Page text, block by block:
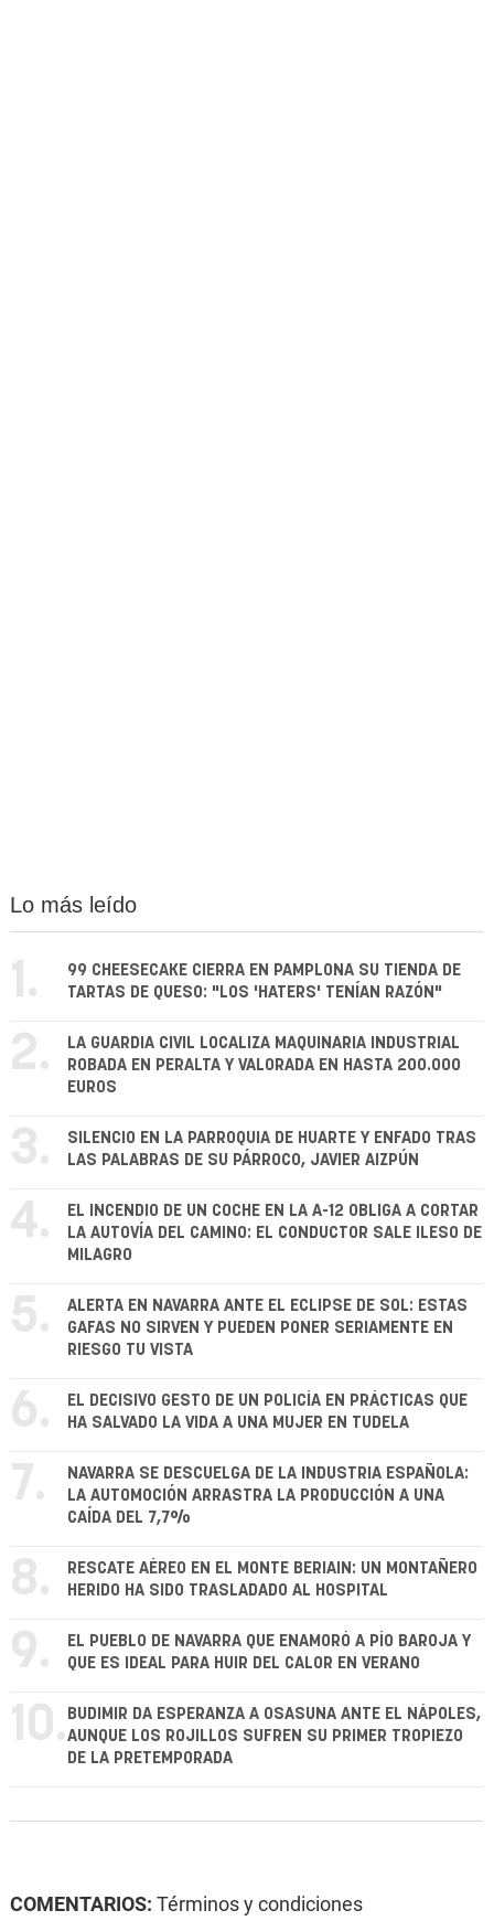
Lo más leído
1.
99 CHEESECAKE CIERRA EN PAMPLONA SU TIENDA DE
TARTAS DE QUESO: "LOS 'HATERS' TENÍAN RAZÓN"
2.
LA GUARDIA CIVIL LOCALIZA MAQUINARIA INDUSTRIAL
ROBADA EN PERALTA Y VALORADA EN HASTA 200.000
EUROS
3.
SILENCIO EN LA PARROQUIA DE HUARTE Y ENFADO TRAS
LAS PALABRAS DE SU PÁRROCO, JAVIER AIZPÚN
4.
EL INCENDIO DE UN COCHE EN LA A-12 OBLIGA A CORTAR
LA AUTOVÍA DEL CAMINO: EL CONDUCTOR SALE ILESO DE
MILAGRO
5.
ALERTA EN NAVARRA ANTE EL ECLIPSE DE SOL: ESTAS
GAFAS NO SIRVEN Y PUEDEN PONER SERIAMENTE EN
RIESGO TU VISTA
6.
EL DECISIVO GESTO DE UN POLICÍA EN PRÁCTICAS QUE
HA SALVADO LA VIDA A UNA MUJER EN TUDELA
7.
NAVARRA SE DESCUELGA DE LA INDUSTRIA ESPAÑOLA:
LA AUTOMOCIÓN ARRASTRA LA PRODUCCIÓN A UNA
CAÍDA DEL 7,7%
8.
RESCATE AÉREO EN EL MONTE BERIAIN: UN MONTAÑERO
HERIDO HA SIDO TRASLADADO AL HOSPITAL
9.
EL PUEBLO DE NAVARRA QUE ENAMORÓ A PÍO BAROJA Y
QUE ES IDEAL PARA HUIR DEL CALOR EN VERANO
10. BUDIMIR DA ESPERANZA A OSASUNA ANTE EL NÁPOLES,
AUNQUE LOS ROJILLOS SUFREN SU PRIMER TROPIEZO
DE LA PRETEMPORADA
COMENTARIOS: Términos y condiciones